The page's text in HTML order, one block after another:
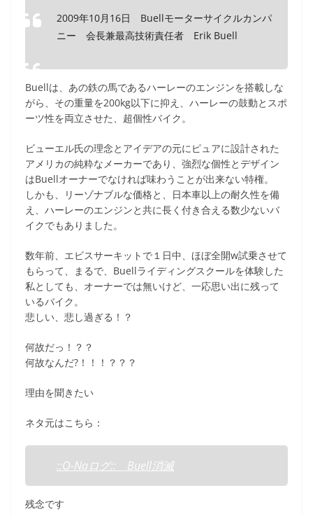
2009年10月16日 Buellモーターサイクルカンパ
ニー 会長兼最高技術責任者 Erik Buell
Buellは、あの鉄の馬であるハーレーのエンジンを搭載しな
がら、その重量を200kg以下に抑え、ハーレーの鼓動とスポ
ーツ性を両立させた、超個性バイク。
ビューエル氏の理念とアイデアの元にピュアに設計された
アメリカの純粋なメーカーであり、強烈な個性とデザイン
はBuellオーナーでなければ味わうことが出来ない特権。
しかも、リーゾナブルな価格と、日本車以上の耐久性を備
え、ハーレーのエンジンと共に長く付き合える数少ないバ
イクでもありました。
数年前、エビスサーキットで１日中、ほぼ全開w試乗させて
もらって、まるで、Buellライディングスクールを体験した
私としても、オーナーでは無いけど、一応思い出に残って
いるバイク。
悲しい、悲し過ぎる！？
何故だっ！？？
何故なんだ?！！！？？？
理由を聞きたい
ネタ元はこちら：
::O-Naログ:: Buell消滅
残念です